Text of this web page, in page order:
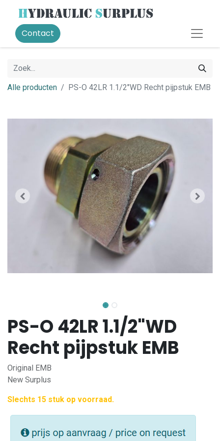
Contact
Alle producten PS-O 42LR 1.1/2"WD Recht pijpstuk EMB
PS-O 42LR 1.1/2"WD
Recht pijpstuk EMB
Original EMB
New Surplus
Slechts 15 stuk op voorraad.